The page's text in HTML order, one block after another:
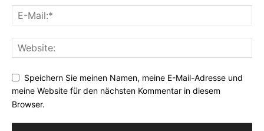
Speichern Sie meinen Namen, meine E-Mail-Adresse und
meine Website für den nächsten Kommentar in diesem
Browser.